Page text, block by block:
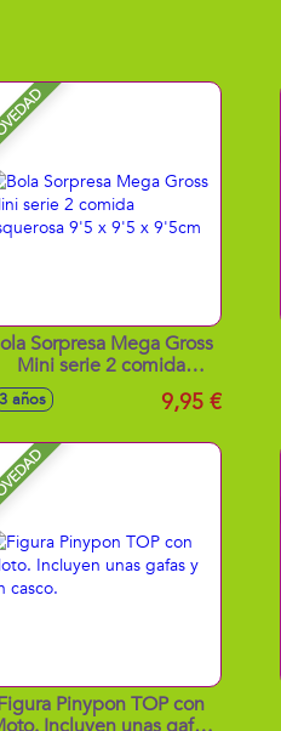
Sorpresa Mega Gross
Mini serie 2 comida
asquerosa 9'5 x 9'5 x
3 años 9,95 €
Pinypon TOP con